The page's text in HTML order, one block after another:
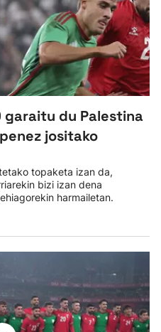
garaitu du Palestina
jositako
topaketa izan da,
bizi izan dena
harmailetan.